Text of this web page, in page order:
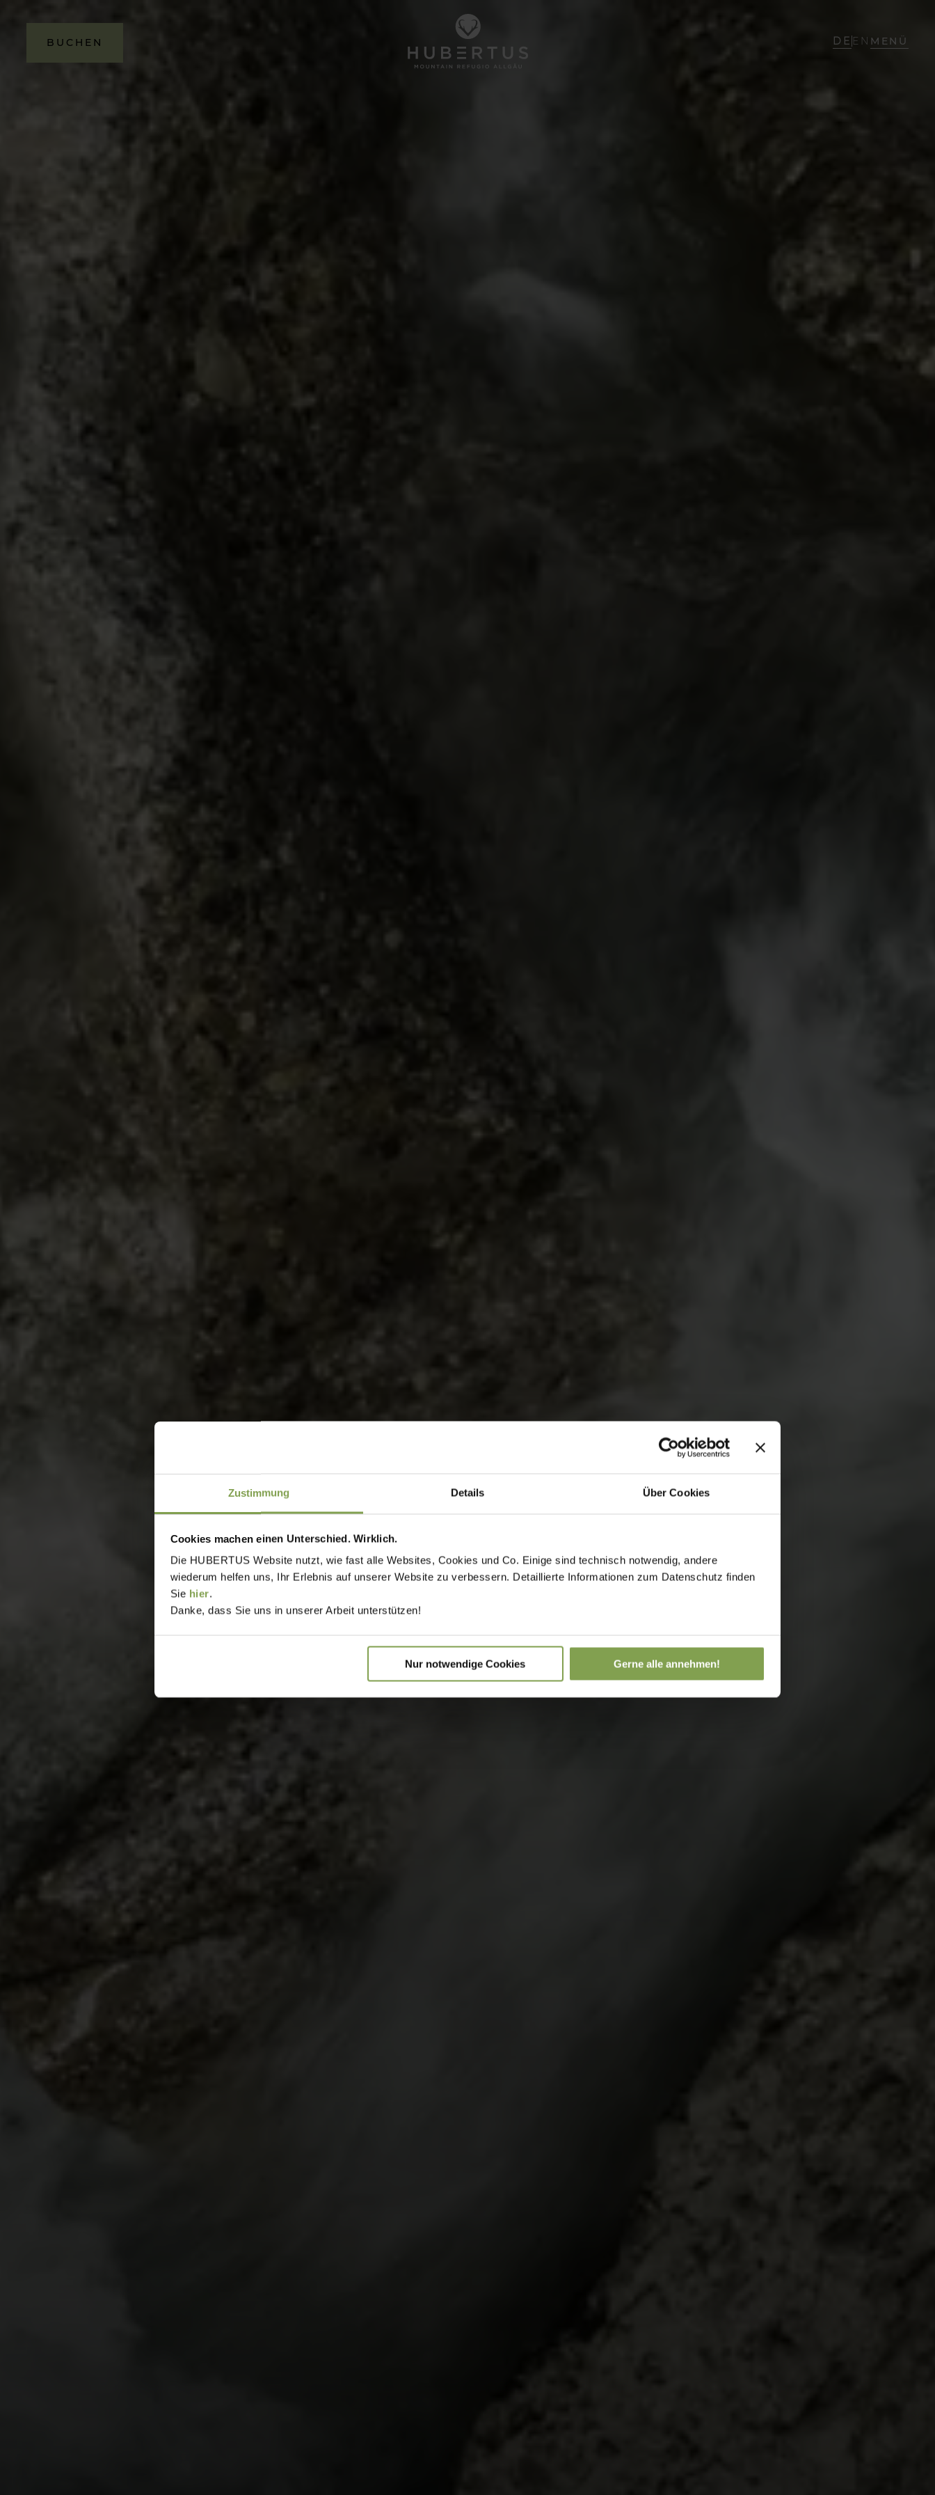
Zustimmung Details Über Cookies
Cookies machen einen Unterschied. Wirklich.
Die HUBERTUS Website nutzt, wie fast alle Websites, Cookies und Co. Einige sind technisch notwendig, andere
wiederum helfen uns, Ihr Erlebnis auf unserer Website zu verbessern. Detaillierte Informationen zum Datenschutz finden
Sie hier.
Danke, dass Sie uns in unserer Arbeit unterstützen!
Nur notwendige Cookies Gerne alle annehmen!
BUCHEN DE EN MENÜ